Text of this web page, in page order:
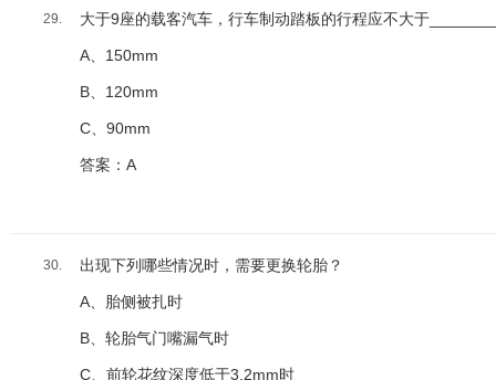
29. 大于9座的载客汽车，行车制动踏板的行程应不大于
A、150mm
B、120mm
C、90mm
答案：A
30. 出现下列哪些情况时，需要更换轮胎？
A、胎侧被扎时
B、轮胎气门嘴漏气时
C、前轮花纹深度低于3.2mm时